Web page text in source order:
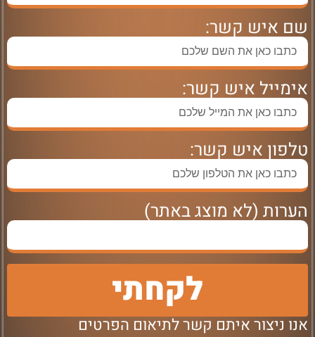
שם איש קשר:
אימייל איש קשר:
טלפון איש קשר:
הערות (לא מוצג באתר)
לקחתי
אנו ניצור איתם קשר לתיאום הפרטים